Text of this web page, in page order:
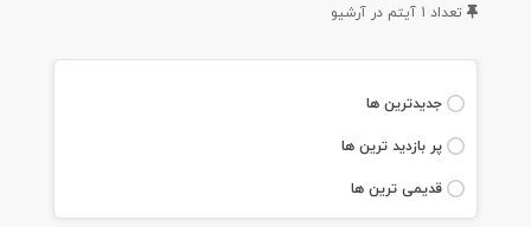
تعداد 1 آيتم در آرشيو
جديدترين ها
پر بازديد ترين ها
قديمی ترين ها